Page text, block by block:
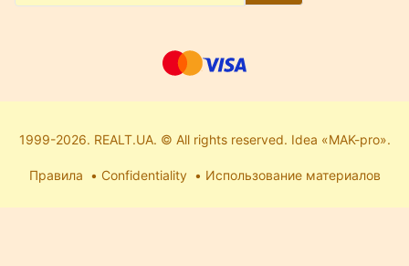
1999-2026. REALT.UA. © All rights reserved. Idea «MAK-pro».
Правила Confidentiality Использование материалов